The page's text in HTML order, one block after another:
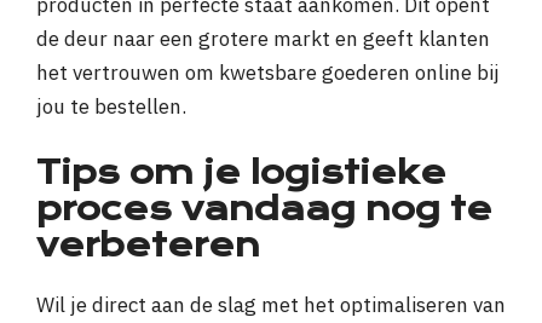
de deur naar een grotere markt en geeft klanten
het vertrouwen om kwetsbare goederen online bij
jou te bestellen.
Tips om je logistieke
proces vandaag nog te
verbeteren
Wil je direct aan de slag met het optimaliseren van